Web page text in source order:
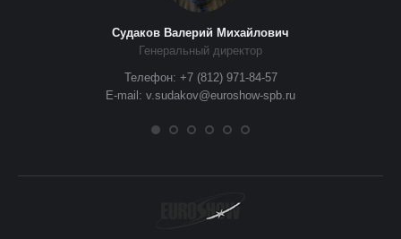
Судаков Валерий Михайлович
Генеральный директор
Телефон: +7 (812) 971-84-57
E-mail: v.sudakov@euroshow-spb.ru